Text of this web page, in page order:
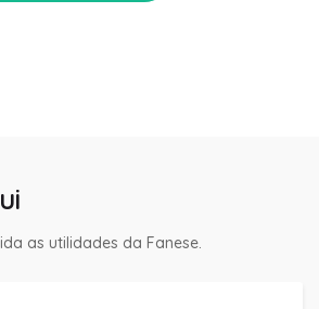
as utilidades da Fanese.